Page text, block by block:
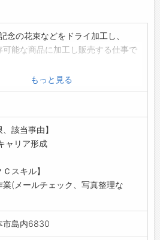
念の花束などをドライ加工し、
能な商品に加工し販売する仕事で
工をメインに、それに関わる業務全
、商品開発、事務、資材加工、梱包
花店とは作業内容が異なります。
作業となります。
搬も伴います)
、ハローワークの紹介状をお持ち
応募の場合は除く。
会社の定める業務】
もっと見る
、該当事由】
ャリア形成
Ｃスキル】
業(メールチェック、写真整理な
市島内6830